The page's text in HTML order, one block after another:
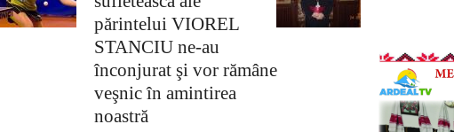
părintelui VIOREL
STANCIU ne-au
înconjurat şi vor rămâne
veşnic în amintirea
noastră